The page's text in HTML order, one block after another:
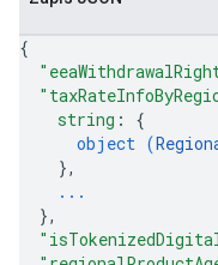
{
string : {
object (
},
...
},